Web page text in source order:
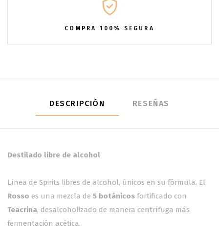
COMPRA 100% SEGURA
DESCRIPCIÓN RESEÑAS
Destilado libre de alcohol
Línea de Spirits libres de alcohol, únicos en su fórmula. El
Rosso es una mezcla de 5 botánicos fortificado con
Teacrina, desalcoholizado de manera centrífuga más
fermentación acética.